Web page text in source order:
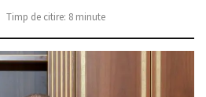
Timp de citire: 8 minute